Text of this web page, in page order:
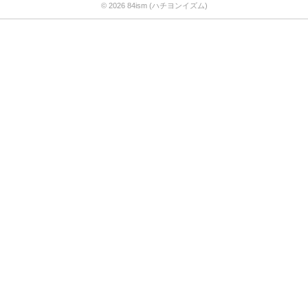
© 2026 84ism (ハチヨンイズム)